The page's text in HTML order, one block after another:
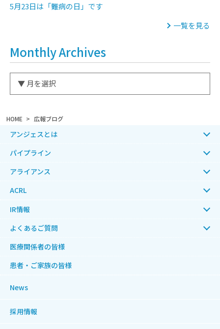
HOME 広報ブログ
5月23日は「難病の日」です
一覧を見る
Monthly Archives
アンジェスとは
パイプライン
アライアンス
ACRL
IR情報
よくあるご質問
医療関係者の皆様
患者・ご家族の皆様
News
採用情報